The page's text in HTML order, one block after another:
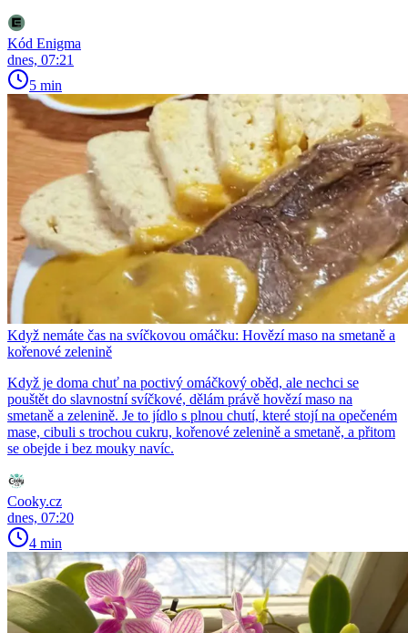
Kód Enigma
dnes, 07:21
5 min
Když nemáte čas na svíčkovou omáčku: Hovězí maso na smetaně a
kořenové zelenině
Když je doma chuť na poctivý omáčkový oběd, ale nechci se
pouštět do slavnostní svíčkové, dělám právě hovězí maso na
smetaně a zelenině. Je to jídlo s plnou chutí, které stojí na opečeném
mase, cibuli s trochou cukru, kořenové zelenině a smetaně, a přitom
se obejde i bez mouky navíc.
Cooky.cz
dnes, 07:20
4 min